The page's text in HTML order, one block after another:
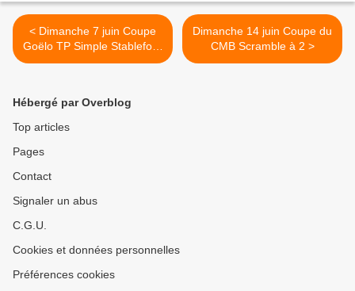
< Dimanche 7 juin Coupe
Goëlo TP Simple Stableford
18 Trous
Dimanche 14 juin Coupe du
CMB Scramble à 2 >
Hébergé par Overblog
Top articles
Pages
Contact
Signaler un abus
C.G.U.
Cookies et données personnelles
Préférences cookies